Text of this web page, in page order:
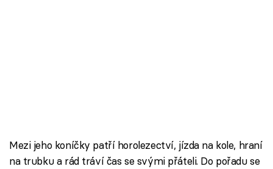
Mezi jeho koníčky patří horolezectví, jízda na kole, hraní
na trubku a rád tráví čas se svými přáteli. Do pořadu se